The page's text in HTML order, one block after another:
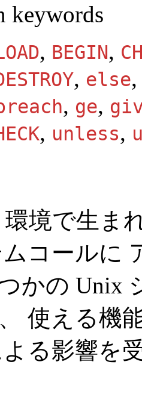
keywords
, BEGIN,
, else
, ge,
, unless,
環境で生ま
コールに
かの Unix
使える機
る影響を